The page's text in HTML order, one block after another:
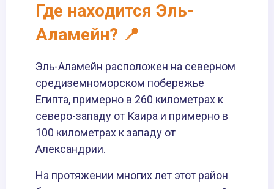
Где находится Эль-
Аламейн? 📍
Эль-Аламейн расположен на северном
средиземноморском побережье
Египта, примерно в 260 километрах к
северо-западу от Каира и примерно в
100 километрах к западу от
Александрии.
На протяжении многих лет этот район